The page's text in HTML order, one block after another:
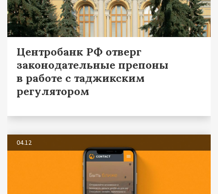
Центробанк РФ отверг
законодательные препоны
в работе с таджикским
регулятором
04.12